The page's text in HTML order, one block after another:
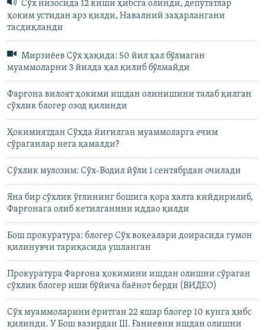
Сўх низосида 12 киши ҳибсга олинди, депутатлар
ҳоким устидан арз қилди, Навалний заҳарлангани
тасдиқланди
Мирзиёев Сўх ҳақида: 50 йил ҳал бўлмаган
муаммоларни 3 йилда ҳал қилиб бўлмайди
Фарғона вилоят ҳокими ишдан олинишини талаб қилган
сўхлик блогер озод қилинди
Ҳокимиятдан Сўхда йиғилган муаммоларга ечим
сўраганлар нега қамалди?
Сўхлик мулозим: Сўх-Водил йўли 1 сентябрдан очилади
Яна бир сўхлик ўғлининг бошига қора халта кийдирилиб,
Фарғонага олиб кетилганини иддао қилди
Бош прокуратура: блогер Сўх воқеалари доирасида гумон
қилинувчи тариқасида ушланган
Прокуратура Фарғона ҳокимини ишдан олишни сўраган
сўхлик блогер иши бўйича баёнот берди (ВИДЕО)
Сўх муаммоларини ёритган 22 яшар блогер 10 кунга ҳибс
қилинди. У Бош вазирдан Ш. Ғаниевни ишдан олишни